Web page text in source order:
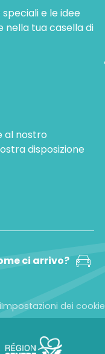
e le idee
tua casella di
al nostro
disposizione
ci arrivo?
Impostazioni dei cookie